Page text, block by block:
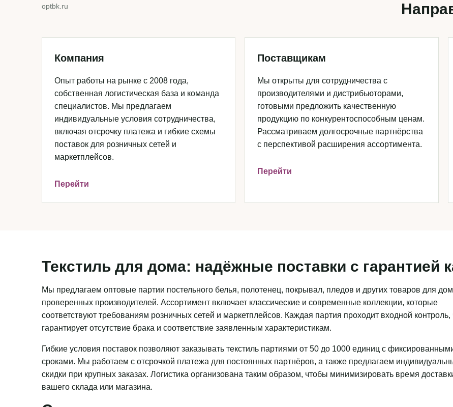
optbk.ru
Компания
Опыт работы на рынке с 2008 года,
собственная логистическая база и команда
специалистов. Мы предлагаем
индивидуальные условия сотрудничества,
включая отсрочку платежа и гибкие схемы
поставок для розничных сетей и
маркетплейсов.
Перейти
Поставщикам
Мы открыты для сотрудничества с
производителями и дистрибьюторами,
готовыми предложить качественную
продукцию по конкурентоспособным ценам.
Рассматриваем долгосрочные партнёрства
с перспективой расширения ассортимента.
Перейти
Текстиль для дома: надёжные поставки с гарантией
Мы предлагаем оптовые партии постельного белья, полотенец, покрывал, пледов и других товаров для
проверенных производителей. Ассортимент включает классические и современные коллекции, которые
соответствуют требованиям розничных сетей и маркетплейсов. Каждая партия проходит входной контроль,
гарантирует отсутствие брака и соответствие заявленным характеристикам.
Гибкие условия поставок позволяют заказывать текстиль партиями от 50 до 1000 единиц с
сроками. Мы работаем с отсрочкой платежа для постоянных партнёров, а также предлагаем
скидки при крупных заказах. Логистика организована таким образом, чтобы минимизировать время
вашего склада или магазина.